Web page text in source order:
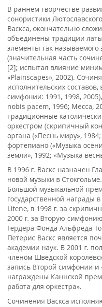
В раннем творчестве
сонористики
Васкса, окончательно
объединены традиции
элементы так называемого
(значительная часть
[2]; испытал влияние
«Plainscapes», 2002).
исполнительских
симфонии: 1991, 1998,
nobis pacem, 1996; Месса,
традиционные
оркестром (скрипичный
органа («Песнь миру»,
фортепиано («Музыка
земли», 1992; «Музыка
В 1996 г. Васкс назначен
новой музыки в
Большой музыкальной
государственной награды
Litene, в 1998 г. за
2000 г. за Вторую
Гердера Фонда Альфреда
Петерис Васкс является
академии наук. В 2001 г.
членом Шведской
запись Второй симфонии и
награждены Каннской
работа для оркестра».
Сочинения Васкса